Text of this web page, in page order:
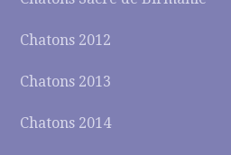
Chatons 2012
Chatons 2013
Chatons 2014